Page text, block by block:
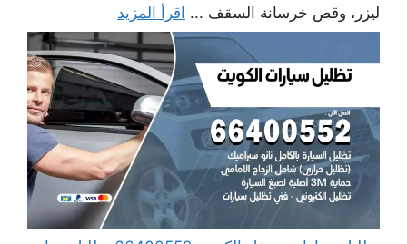
ليزر، وقص خرسانة السقف ... اقرأ المزيد